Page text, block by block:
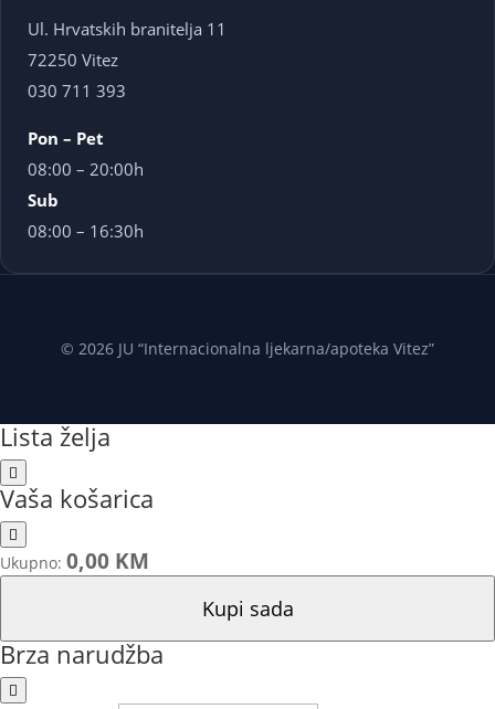
Ul. Hrvatskih branitelja 11
72250 Vitez
030 711 393
Pon – Pet
08:00 – 20:00h
Sub
08:00 – 16:30h
© 2026 JU “Internacionalna ljekarna/apoteka Vitez”
Lista želja
Vaša košarica
Ukupno: 0,00 KM
Kupi sada
Brza narudžba